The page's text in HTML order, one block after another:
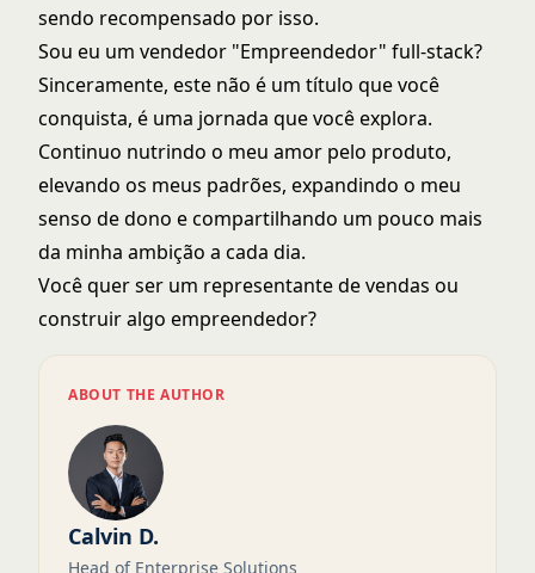
sendo recompensado por isso.
Sou eu um vendedor "Empreendedor" full-stack?
Sinceramente, este não é um título que você
conquista, é uma jornada que você explora.
Continuo nutrindo o meu amor pelo produto,
elevando os meus padrões, expandindo o meu
senso de dono e compartilhando um pouco mais
da minha ambição a cada dia.
Você quer ser um representante de vendas ou
construir algo empreendedor?
ABOUT THE AUTHOR
Calvin D.
Head of Enterprise Solutions